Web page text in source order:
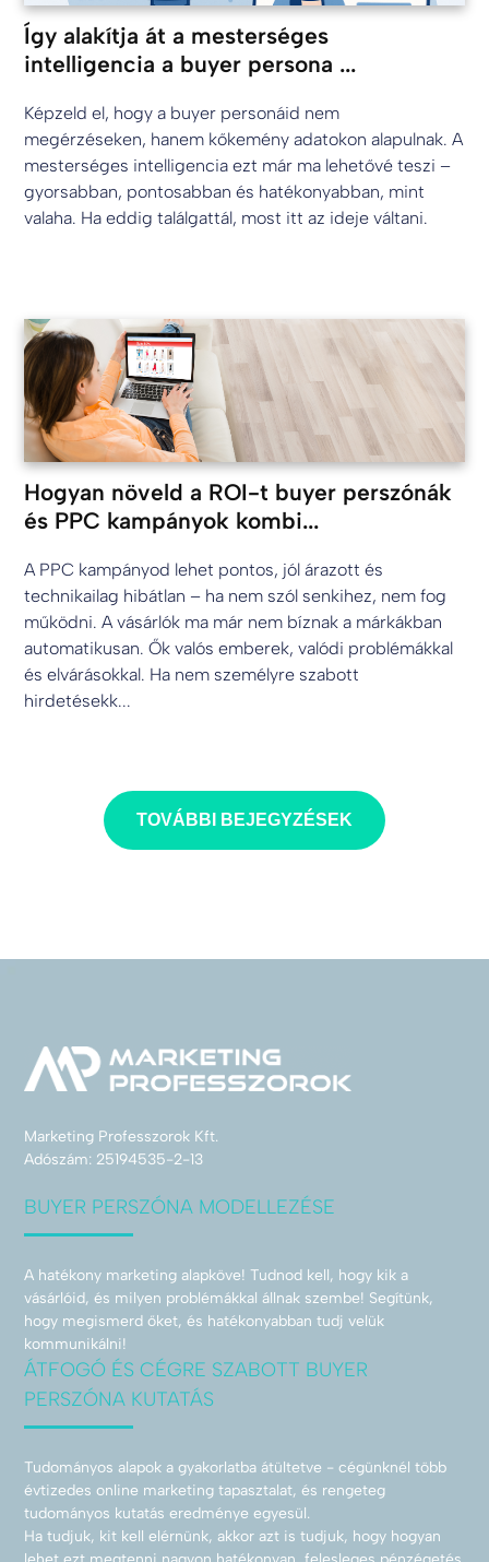
Így alakítja át a mesterséges
intelligencia a buyer persona ...
Képzeld el, hogy a buyer personáid nem
megérzéseken, hanem kőkemény adatokon alapulnak. A
mesterséges intelligencia ezt már ma lehetővé teszi –
gyorsabban, pontosabban és hatékonyabban, mint
valaha. Ha eddig találgattál, most itt az ideje váltani.
Hogyan növeld a ROI-t buyer perszónák
és PPC kampányok kombi...
A PPC kampányod lehet pontos, jól árazott és
technikailag hibátlan – ha nem szól senkihez, nem fog
működni. A vásárlók ma már nem bíznak a márkákban
automatikusan. Ők valós emberek, valódi problémákkal
és elvárásokkal. Ha nem személyre szabott
hirdetésekk...
TOVÁBBI BEJEGYZÉSEK
Marketing Professzorok Kft.
Adószám: 25194535-2-13
BUYER PERSZÓNA MODELLEZÉSE
A hatékony marketing alapköve! Tudnod kell, hogy kik a
vásárlóid, és milyen problémákkal állnak szembe! Segítünk,
hogy megismerd őket, és hatékonyabban tudj velük
kommunikálni!
ÁTFOGÓ ÉS CÉGRE SZABOTT BUYER
PERSZÓNA KUTATÁS
Tudományos alapok a gyakorlatba átültetve - cégünknél több
évtizedes online marketing tapasztalat, és rengeteg
tudományos kutatás eredménye egyesül.
Ha tudjuk, kit kell elérnünk, akkor azt is tudjuk, hogy hogyan